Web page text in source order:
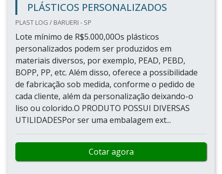
PLÁSTICOS PERSONALIZADOS
PLAST LOG / BARUERI - SP
Lote mínimo de R$5.000,00Os plásticos
personalizados podem ser produzidos em
materiais diversos, por exemplo, PEAD, PEBD,
BOPP, PP, etc. Além disso, oferece a possibilidade
de fabricação sob medida, conforme o pedido de
cada cliente, além da personalização deixando-o
liso ou colorido.O PRODUTO POSSUI DIVERSAS
UTILIDADESPor ser uma embalagem ext...
Cotar agora